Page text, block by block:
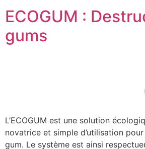
ECOGUM :
gums
L’ECOGUM est une solution
novatrice et simple d’utilisation
gum. Le système est ainsi